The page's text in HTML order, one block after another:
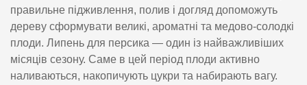
правильне підживлення, полив і догляд допоможуть
дереву сформувати великі, ароматні та медово-солодкі
плоди. Липень для персика — один із найважливіших
місяців сезону. Саме в цей період плоди активно
наливаються, накопичують цукри та набирають вагу.